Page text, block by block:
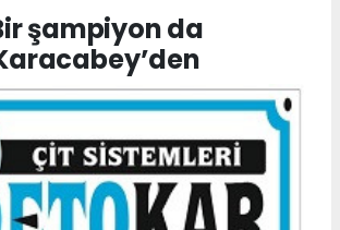
şampiyon da